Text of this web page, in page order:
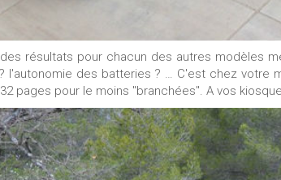
résultats pour chacun des autres modèles
l'autonomie des batteries ? … C'est chez votre
pages pour le moins "branchées". A vos